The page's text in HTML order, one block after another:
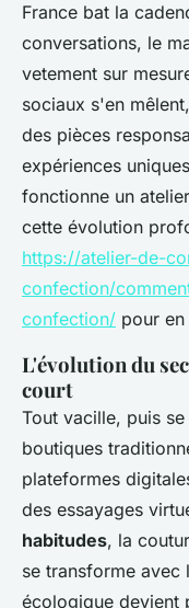
France bat la
conversations, le
vetement sur
sociaux s'en
des pièces
expériences
fonctionne un
cette évolution
https://atelier-de-
confection/
confection/ pour
L'évolution du
court
Tout vacille, puis
boutiques
plateformes
des essayages
habitudes, la
se transforme avec
écologique devient